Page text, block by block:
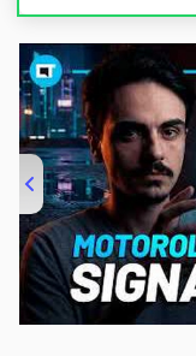
00:00/20:46